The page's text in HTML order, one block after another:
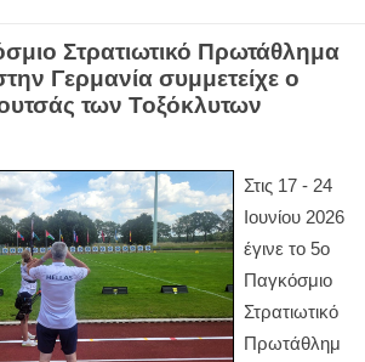
Στρατιωτικό Πρωτάθλημα
Γερμανία συμμετείχε ο
των Τοξόκλυτων
Στις 17 - 24
Ιουνίου 2026
έγινε το 5ο
Παγκόσμιο
Στρατιωτικό
Πρωτάθλημ